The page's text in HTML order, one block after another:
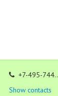
+7-495-
Show contacts